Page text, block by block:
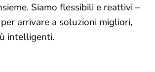
Siamo flessibili e reattivi –
arrivare a soluzioni migliori,
intelligenti.